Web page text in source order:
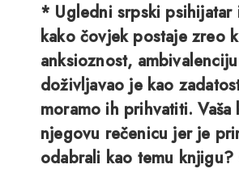
* Ugledni srpski
kako čovjek postaje zreo
anksioznost,
doživljavao je kao
moramo ih prihvatiti.
njegovu rečenicu jer je
odabrali kao temu